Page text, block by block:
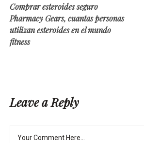
Comprar esteroides seguro
Pharmacy Gears, cuantas personas
utilizan esteroides en el mundo
fitness
Leave a Reply